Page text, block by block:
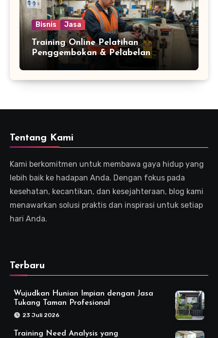
Bisnis Jasa
Training Online Pelatihan
Penggembokan & Pelabelan
Tentang Kami
Kami berkomitmen untuk membawa gaya hidup yang
lebih baik ke hadapan Anda. Dengan fokus pada
kesehatan, kecantikan, dan kesejahteraan, blog kami
menawarkan solusi praktis dan inspirasi untuk setiap
hari Anda.
Terbaru
Wujudkan Hunian Impian dengan Jasa
Tukang Taman Profesional
23 Juli 2026
Training Need Analysis yang